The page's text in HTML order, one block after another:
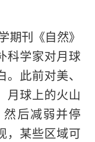
期刊《自然》
科学家对月球
此前对美、
月球上的火山
后减弱并停
，某些区域可